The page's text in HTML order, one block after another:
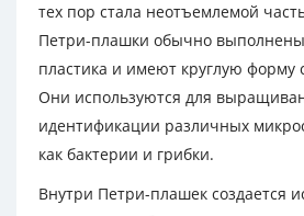
тех пор стала неотъемлемой
Петри-плашки обычно
пластика и имеют круглую форму
Они используются для
идентификации различных
как бактерии и грибки.
Внутри Петри-плашек создается